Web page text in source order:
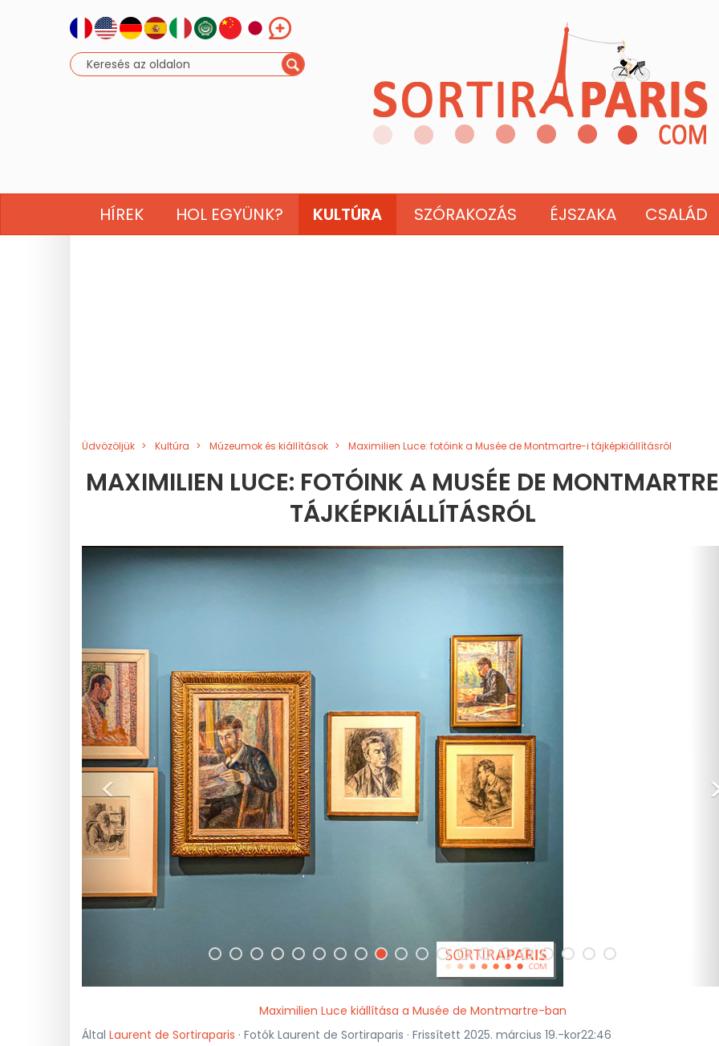
HÍREK HOL EGYÜNK? KULTÚRA SZÓRAKOZÁS ÉJSZAKA CSALÁD
Üdvözöljük Kultúra Múzeumok és kiállítások Maximilien Luce: fotóink a Musée de Montmartre-i tájképkiállításról
MAXIMILIEN LUCE: FOTÓINK A MUSÉE DE
TÁJKÉPKIÁLLÍTÁSRÓL
<
Maximilien Luce kiállítása a Musée de Montmartre-ban
Által Laurent de Sortiraparis · Fotók Laurent de Sortiraparis · Frissített 2025. március 19.-kor22:46